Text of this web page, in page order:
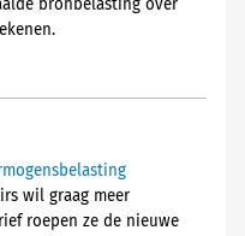
bronbelasting over
wil graag meer
roepen ze de nieuwe